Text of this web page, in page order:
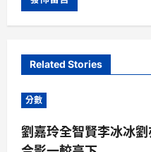
Related Stories
分數
劉嘉玲全智賢李冰冰